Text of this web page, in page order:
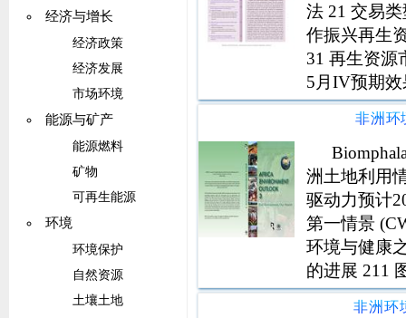
经济与增长
经济政策
经济发展
市场环境
能源与矿产
能源燃料
矿物
可再生能源
环境
环境保护
自然资源
土壤土地
法 21 交易
作振兴再生
31 再生资源
5月IV预期
管理系统已
非洲环
洲土地利用
驱动力预计
第一情景
环境与健康
的进展 211
图 1
非洲环